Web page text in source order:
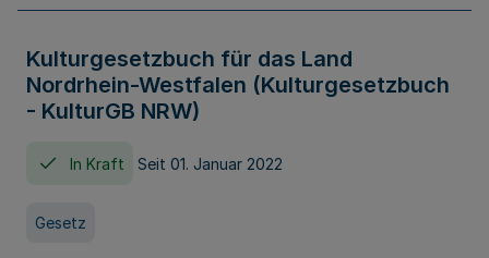
Kulturgesetzbuch für das Land
Nordrhein-Westfalen (Kulturgesetzbuch
- KulturGB NRW)
In Kraft Seit 01. Januar 2022
Gesetz